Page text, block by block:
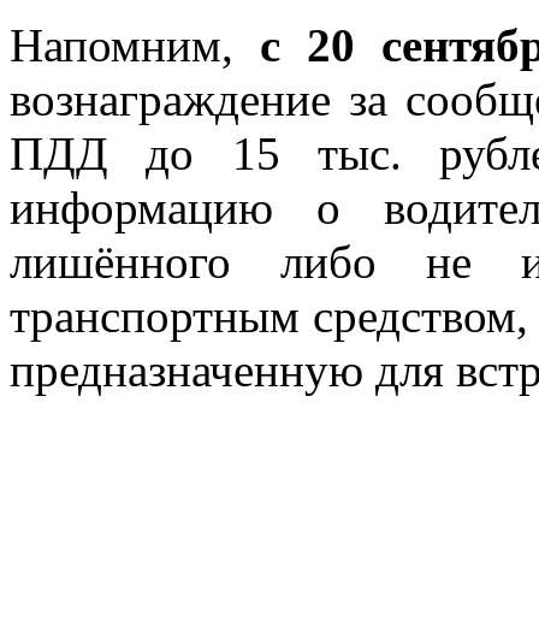
Напомним, с 20
вознаграждение за
ПДД до 15 тыс.
информацию о
лишённого либо не
транспортным
предназначенную для